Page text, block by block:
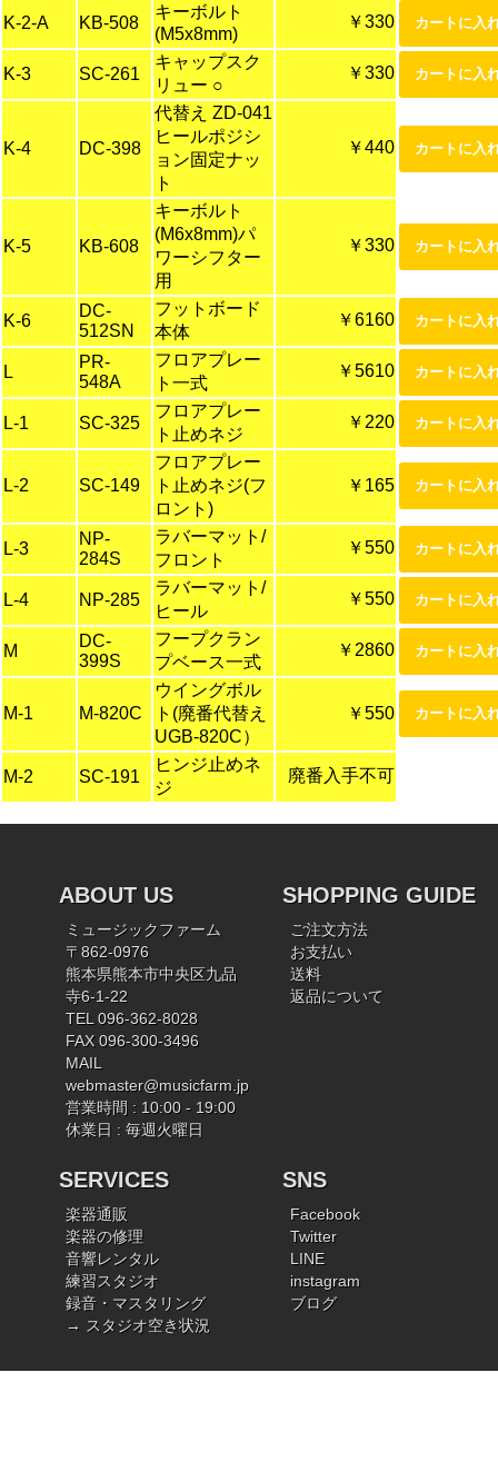
K-2-A KB-508
キーボルト
(M5x8mm)
￥330
K-3 SC-261
キャップスク
リュー ○
￥330
K-4 DC-398
代替え ZD-041
ヒールポジシ
ョン固定ナッ
ト
￥440
K-5 KB-608
キーボルト
(M6x8mm)パ
ワーシフター
用
￥330
K-6
DC-
512SN
フットボード
本体
￥6160
L
PR-
548A
フロアプレー
ト一式
￥5610
L-1 SC-325
フロアプレー
ト止めネジ
￥220
L-2 SC-149
フロアプレー
ト止めネジ(フ
ロント)
￥165
L-3
NP-
284S
ラバーマット/
フロント
￥550
L-4 NP-285
ラバーマット/
ヒール
￥550
M
DC-
399S
フープクラン
プベース一式
￥2860
M-1 M-820C
ウイングボル
ト(廃番代替え
UGB-820C）
￥550
M-2 SC-191
ヒンジ止めネ
ジ
廃番入手不可
ABOUT US
ミュージックファーム
〒862-0976
熊本県熊本市中央区九品
寺6-1-22
TEL 096-362-8028
FAX 096-300-3496
MAIL
webmaster@musicfarm.jp
営業時間 : 10:00 - 19:00
休業日 : 毎週火曜日
SHOPPING GUIDE
ご注文方法
お支払い
送料
返品について
SERVICES
楽器通販
楽器の修理
音響レンタル
練習スタジオ
録音・マスタリング
→ スタジオ空き状況
SNS
Facebook
Twitter
LINE
instagram
ブログ